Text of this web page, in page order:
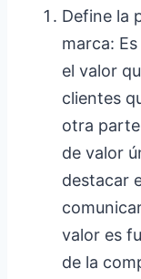
Define la
marca:
el valor
clientes
otra
de valor
destacar
valor es
de la